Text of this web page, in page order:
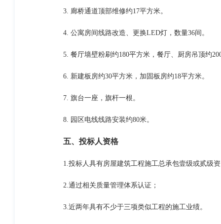
3. 廊桥通道顶部维修约17平方米。
4. 公寓房间线路改造、更换LED灯，数量36间。
5. 餐厅墙壁粉刷约180平方米，餐厅、厨房吊顶约
6. 新建板房约30平方米，加固板房约18平方米。
7. 旗台一座，旗杆一根。
8. 园区电线线路安装约80米。
五、投标人资格
1.投标人具有房屋建筑工程施工总承包壹级或贰级
2.通过相关质量管理体系认证；
3.近两年具有不少于三项类似工程的施工业绩。